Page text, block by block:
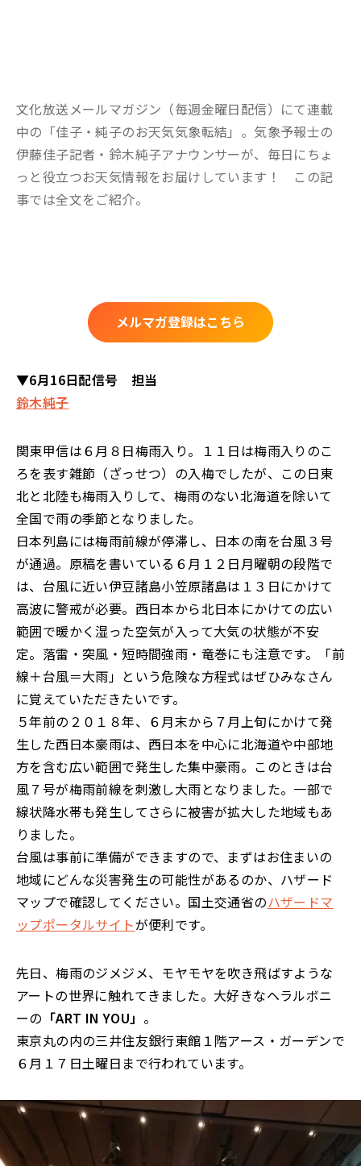
文化放送メールマガジン（毎週金曜日配信）にて連載
中の「佳子・純子のお天気気象転結」。気象予報士の
伊藤佳子記者・鈴木純子アナウンサーが、毎日にちょ
っと役立つお天気情報をお届けしています！ この記
事では全文をご紹介。
メルマガ登録はこちら
▼6月16日配信号 担当
鈴木純子
関東甲信は６月８日梅雨入り。１１日は梅雨入りのこ
ろを表す雑節（ざっせつ）の入梅でしたが、この日東
北と北陸も梅雨入りして、梅雨のない北海道を除いて
全国で雨の季節となりました。
日本列島には梅雨前線が停滞し、日本の南を台風３号
が通過。原稿を書いている６月１２日月曜朝の段階で
は、台風に近い伊豆諸島小笠原諸島は１３日にかけて
高波に警戒が必要。西日本から北日本にかけての広い
範囲で暖かく湿った空気が入って大気の状態が不安
定。落雷・突風・短時間強雨・竜巻にも注意です。「前
線＋台風＝大雨」という危険な方程式はぜひみなさん
に覚えていただきたいです。
５年前の２０１８年、６月末から７月上旬にかけて発
生した西日本豪雨は、西日本を中心に北海道や中部地
方を含む広い範囲で発生した集中豪雨。このときは台
風７号が梅雨前線を刺激し大雨となりました。一部で
線状降水帯も発生してさらに被害が拡大した地域もあ
りました。
台風は事前に準備ができますので、まずはお住まいの
地域にどんな災害発生の可能性があるのか、ハザード
マップで確認してください。国土交通省のハザードマ
ップポータルサイトが便利です。
先日、梅雨のジメジメ、モヤモヤを吹き飛ばすような
アートの世界に触れてきました。大好きなヘラルボニ
ーの 「ART IN YOU」 。
東京丸の内の三井住友銀行東館１階アース・ガーデンで
６月１７日土曜日まで行われています。